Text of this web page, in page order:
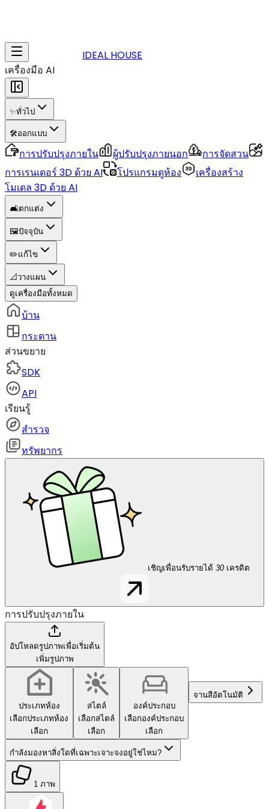
IDEAL HOUSE
เครื่องมือ AI
✨ทั่วไป
🛠️ออกแบบ
การปรับปรุงภายใน ผู้ปรับปรุงภายนอก
การจัดสวน
การเรนเดอร์ 3D ด้วย AI
โปรแกรมดูห้อง
เครื่องสร้าง
โมเดล 3D ด้วย AI
🛋️ตกแต่ง
🖼️ปัจจุบัน
✏️แก้ไข
📐วางแผน
ดูเครื่องมือทั้งหมด
บ้าน
กระดาน
ส่วนขยาย
SDK
API
เรียนรู้
สำรวจ
ทรัพยากร
เชิญเพื่อนรับรายได้ 30 เครดิต
การปรับปรุงภายใน
อัปโหลดรูปภาพเพื่อเริ่มต้น
เพิ่มรูปภาพ
ประเภทห้อง
เลือกประเภทห้อง
เลือก
สไตล์
เลือกสไตล์
เลือก
องค์ประกอบ
เลือกองค์ประกอบ
เลือก
จานสีอัตโนมัติ
กำลังมองหาสิ่งใดที่เฉพาะเจาะจงอยู่ใช่ไหม?
1 ภาพ